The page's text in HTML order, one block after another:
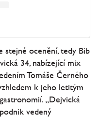
stejné ocenění, tedy Bib
34, nabízející mix
Tomáše Černého
k jeho letitým
„Dejvická
vedený